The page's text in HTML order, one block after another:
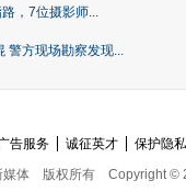
，7位摄影师...
警方现场勘察发现...
告服务 诚征英才
保护隐
媒体
版权所有 Copyright ©